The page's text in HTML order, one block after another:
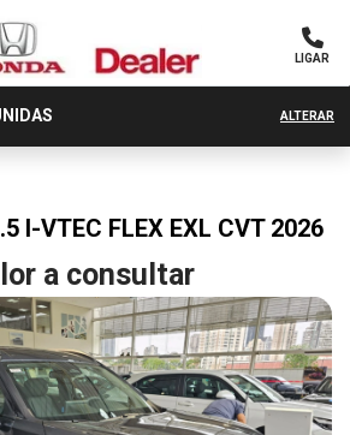
LIGAR
ALTERAR
I-VTEC FLEX EXL CVT 2026
a consultar